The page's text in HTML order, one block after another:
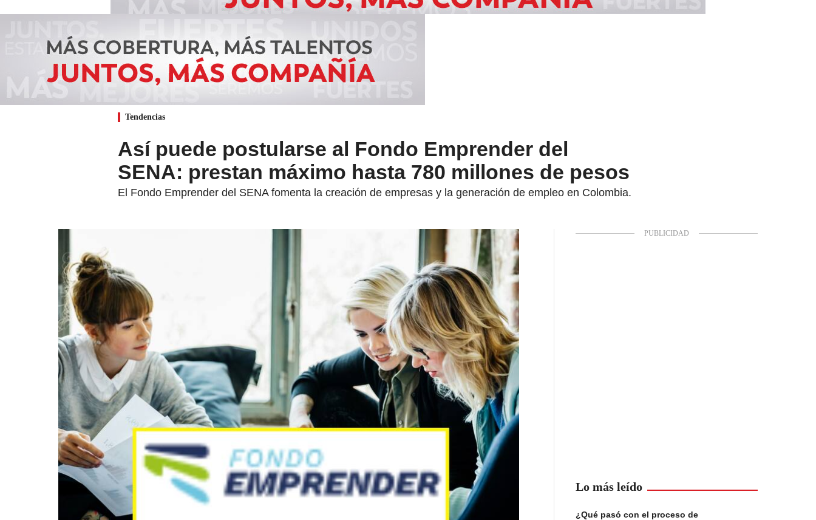
Tendencias
Así puede postularse al Fondo Emprender del
SENA: prestan máximo hasta 780 millones de pesos
El Fondo Emprender del SENA fomenta la creación de empresas y la generación de empleo en Colombia.
Lo más leído
¿Qué pasó con el proceso de